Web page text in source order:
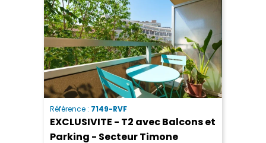
Référence : 7149-RVF
EXCLUSIVITE - T2 avec Balcons et
Parking - Secteur Timone